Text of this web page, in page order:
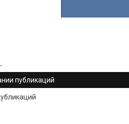
публикаций